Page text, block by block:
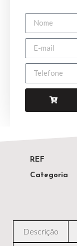
REF
Categoria
Descrição